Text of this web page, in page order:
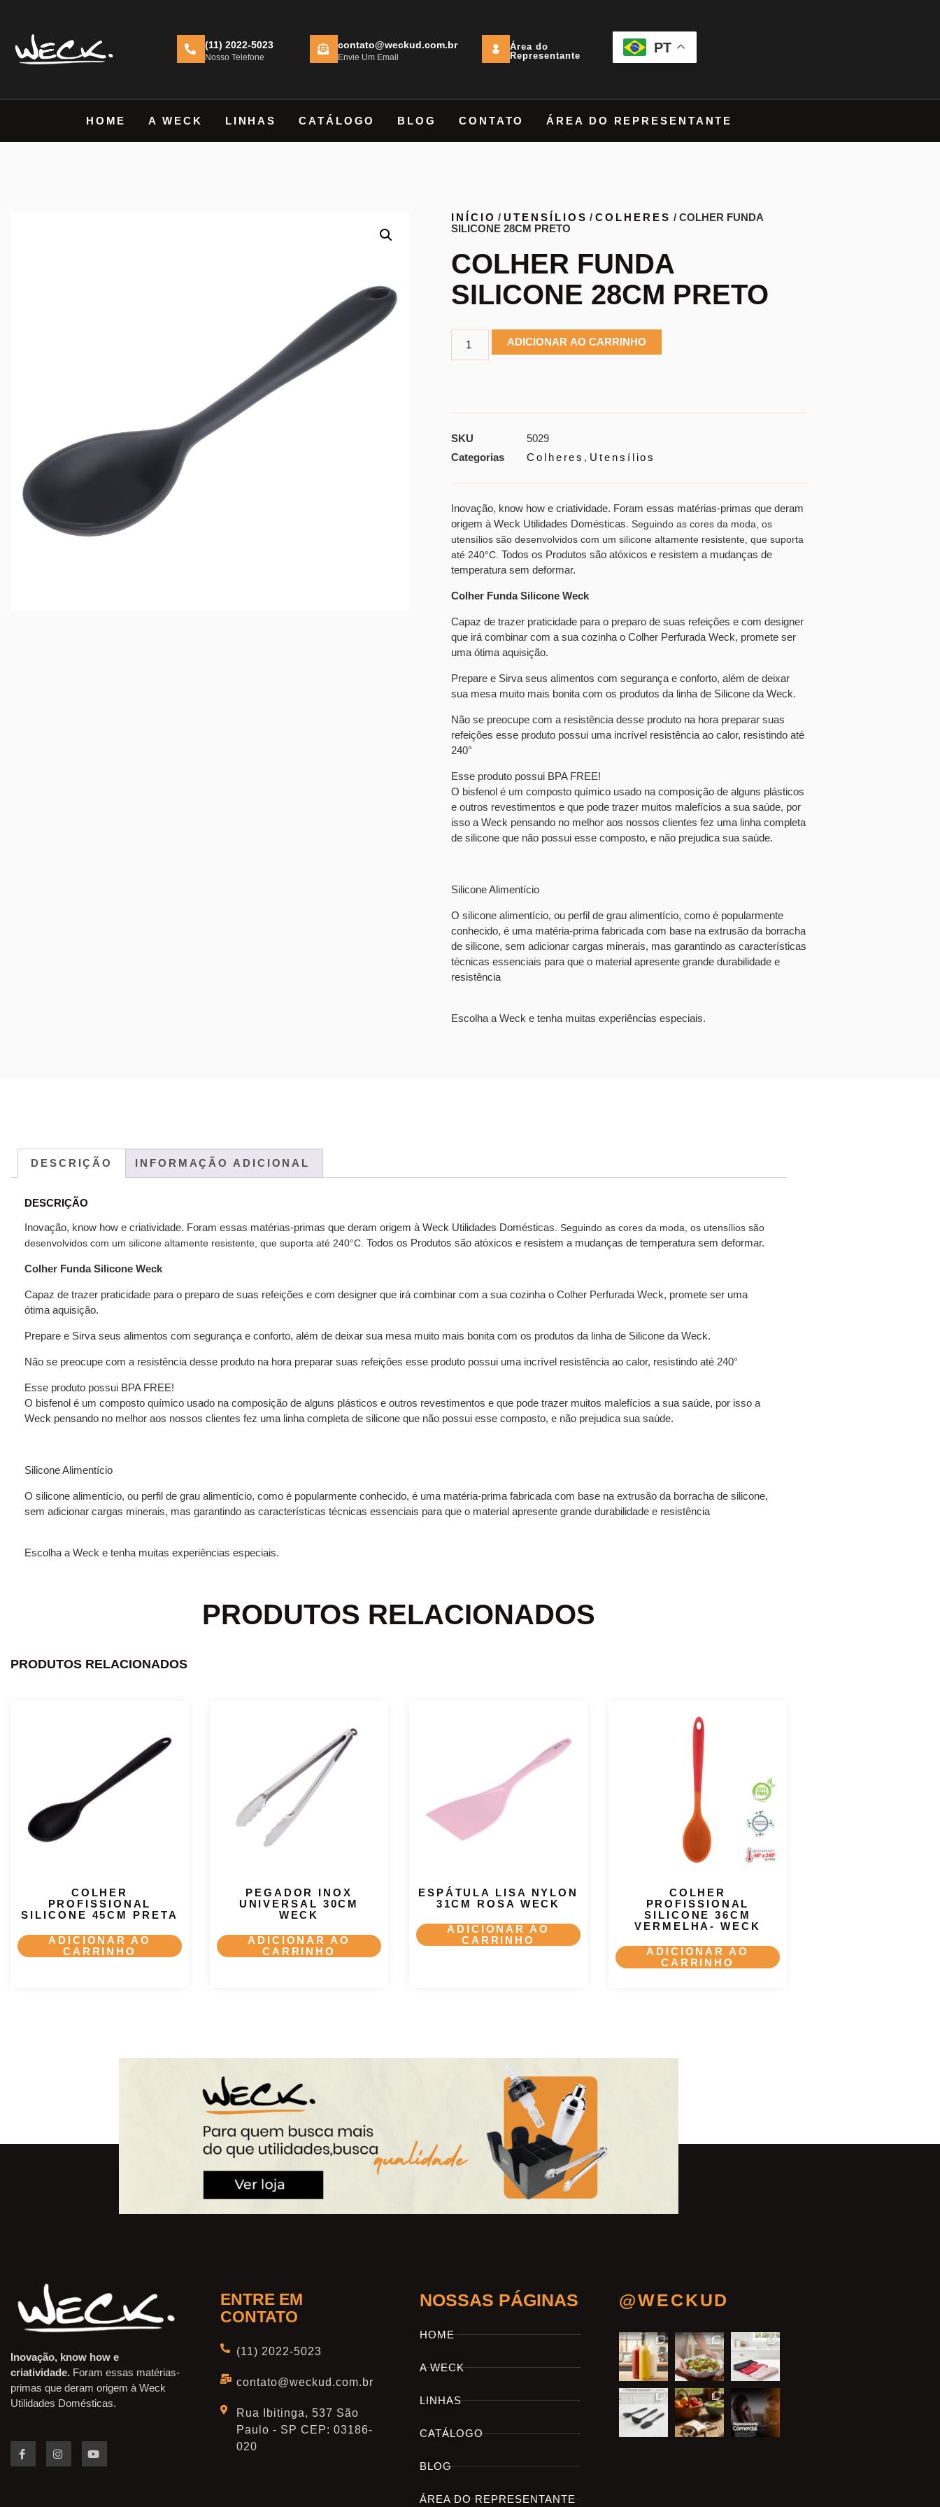
(11) 2022-5023
Nosso Telefone
contato@weckud.com.br
Envie Um Email
Área do
Representante
PT
HOME A WECK LINHAS CATÁLOGO BLOG CONTATO ÁREA DO REPRESENTANTE
INÍCIO / UTENSÍLIOS /COLHERES / COLHER FUNDA
SILICONE 28CM PRETO
COLHER FUNDA
SILICONE 28CM PRETO
ADICIONAR AO CARRINHO
SKU
5029
Categorias
Colheres , Utensílios
Inovação, know how e criatividade. Foram essas matérias-primas que deram
origem à Weck Utilidades Domésticas. Seguindo as cores da moda, os
utensílios são desenvolvidos com um silicone altamente resistente, que suporta
até 240°C. Todos os Produtos são atóxicos e resistem a mudanças de
temperatura sem deformar.
Colher Funda Silicone Weck
Capaz de trazer praticidade para o preparo de suas refeições e com designer
que irá combinar com a sua cozinha o Colher Perfurada Weck, promete ser
uma ótima aquisição.
Prepare e Sirva seus alimentos com segurança e conforto, além de deixar
sua mesa muito mais bonita com os produtos da linha de Silicone da Weck.
Não se preocupe com a resistência desse produto na hora preparar suas
refeições esse produto possui uma incrível resistência ao calor, resistindo até
240°
Esse produto possui BPA FREE!
O bisfenol é um composto químico usado na composição de alguns plásticos
e outros revestimentos e que pode trazer muitos malefícios a sua saúde, por
isso a Weck pensando no melhor aos nossos clientes fez uma linha completa
de silicone que não possui esse composto, e não prejudica sua saúde.
Silicone Alimentício
O silicone alimentício, ou perfil de grau alimentício, como é popularmente
conhecido, é uma matéria-prima fabricada com base na extrusão da borracha
de silicone, sem adicionar cargas minerais, mas garantindo as características
técnicas essenciais para que o material apresente grande durabilidade e
resistência
Escolha a Weck e tenha muitas experiências especiais.
DESCRIÇÃO INFORMAÇÃO ADICIONAL
DESCRIÇÃO
Inovação, know how e criatividade. Foram essas matérias-primas que deram origem à Weck Utilidades Domésticas. Seguindo as cores da moda, os utensílios são
desenvolvidos com um silicone altamente resistente, que suporta até 240°C. Todos os Produtos são atóxicos e resistem a mudanças de temperatura sem deformar.
Colher Funda Silicone Weck
Capaz de trazer praticidade para o preparo de suas refeições e com designer que irá combinar com a sua cozinha o Colher Perfurada Weck, promete ser uma
ótima aquisição.
Prepare e Sirva seus alimentos com segurança e conforto, além de deixar sua mesa muito mais bonita com os produtos da linha de Silicone da Weck.
Não se preocupe com a resistência desse produto na hora preparar suas refeições esse produto possui uma incrível resistência ao calor, resistindo até 240°
Esse produto possui BPA FREE!
O bisfenol é um composto químico usado na composição de alguns plásticos e outros revestimentos e que pode trazer muitos malefícios a sua saúde, por isso a
Weck pensando no melhor aos nossos clientes fez uma linha completa de silicone que não possui esse composto, e não prejudica sua saúde.
Silicone Alimentício
O silicone alimentício, ou perfil de grau alimentício, como é popularmente conhecido, é uma matéria-prima fabricada com base na extrusão da borracha de silicone,
sem adicionar cargas minerais, mas garantindo as características técnicas essenciais para que o material apresente grande durabilidade e resistência
Escolha a Weck e tenha muitas experiências especiais.
PRODUTOS RELACIONADOS
PRODUTOS RELACIONADOS
COLHER
PROFISSIONAL
SILICONE 45CM PRETA
ADICIONAR AO
CARRINHO
PEGADOR INOX
UNIVERSAL 30CM
WECK
ADICIONAR AO
CARRINHO
ESPÁTULA LISA NYLON
31CM ROSA WECK
ADICIONAR AO
CARRINHO
COLHER
PROFISSIONAL
SILICONE 36CM
VERMELHA- WECK
ADICIONAR AO
CARRINHO
Inovação, know how e
criatividade. Foram essas matérias-
primas que deram origem à Weck
Utilidades Domésticas.
ENTRE EM
CONTATO
(11) 2022-5023
contato@weckud.com.br
Rua Ibitinga, 537 São
Paulo - SP CEP: 03186-
020
NOSSAS PÁGINAS
HOME
A WECK
LINHAS
CATÁLOGO
BLOG
ÁREA DO REPRESENTANTE
@WECKUD